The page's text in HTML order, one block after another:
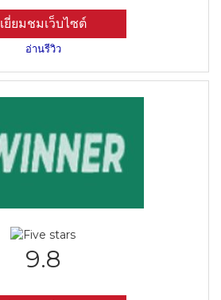
เยี่ยมชมเว็บไซต์
อ่านรีวิว
9.8